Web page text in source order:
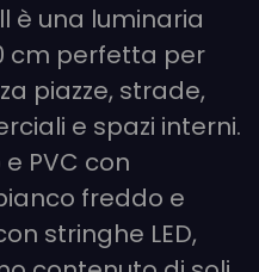
è una luminaria
cm perfetta per
piazze, strade,
e spazi interni.
PVC con
freddo e
stringhe LED,